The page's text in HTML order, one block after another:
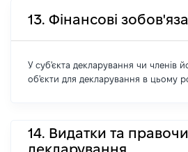
13. Фінансові
У суб'єкта декларування чи членів
об'єкти для декларування в цьому
14. Видатки та
декларування